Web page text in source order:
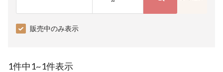
販売中のみ表示
1件中1~1件表示